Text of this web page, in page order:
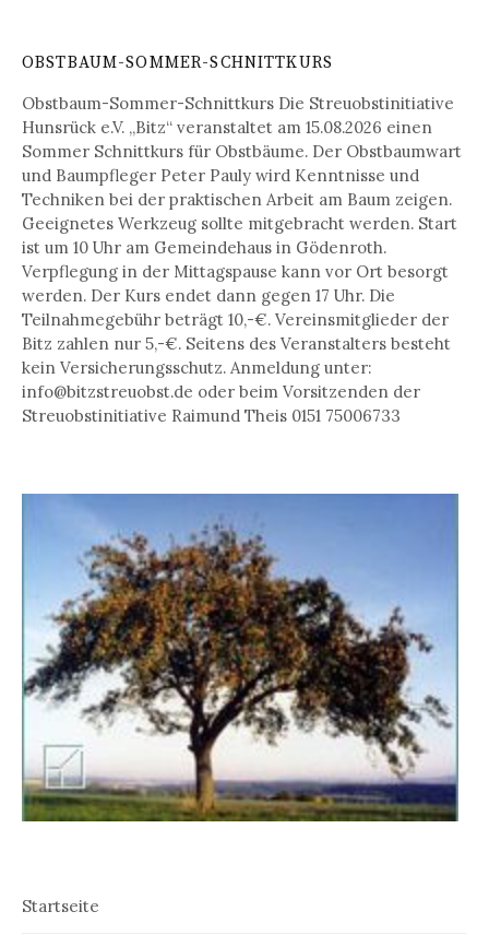
OBSTBAUM-SOMMER-SCHNITTKURS
Obstbaum-Sommer-Schnittkurs Die Streuobstinitiative
Hunsrück e.V. „Bitz“ veranstaltet am 15.08.2026 einen
Sommer Schnittkurs für Obstbäume. Der Obstbaumwart
und Baumpfleger Peter Pauly wird Kenntnisse und
Techniken bei der praktischen Arbeit am Baum zeigen.
Geeignetes Werkzeug sollte mitgebracht werden. Start
ist um 10 Uhr am Gemeindehaus in Gödenroth.
Verpflegung in der Mittagspause kann vor Ort besorgt
werden. Der Kurs endet dann gegen 17 Uhr. Die
Teilnahmegebühr beträgt 10,-€. Vereinsmitglieder der
Bitz zahlen nur 5,-€. Seitens des Veranstalters besteht
kein Versicherungsschutz. Anmeldung unter:
info@bitzstreuobst.de oder beim Vorsitzenden der
Streuobstinitiative Raimund Theis 0151 75006733
Startseite